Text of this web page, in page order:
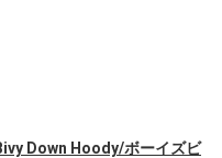
Down Hoody/ボーイズビ